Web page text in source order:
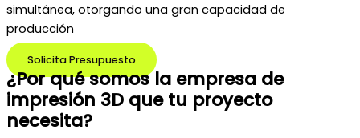
simultánea, otorgando una gran capacidad de
producción
Solicita Presupuesto
¿Por qué somos la empresa de
impresión 3D que tu proyecto
necesita?